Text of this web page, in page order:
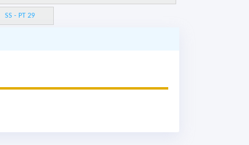
SS - PT 29